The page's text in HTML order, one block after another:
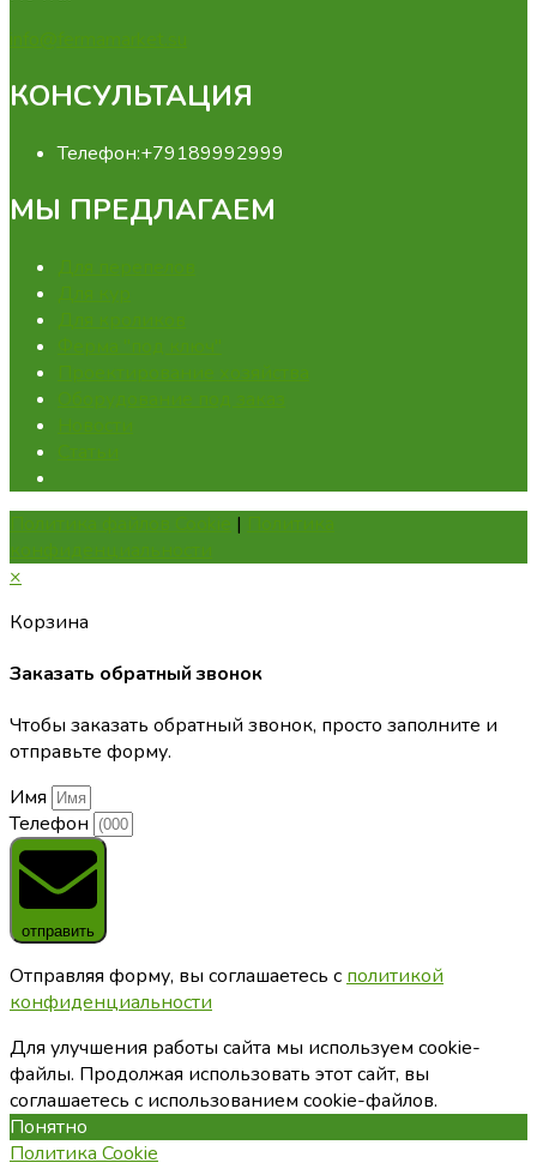
info@fermamarket.su
КОНСУЛЬТАЦИЯ
Телефон:+79189992999
МЫ ПРЕДЛАГАЕМ
Для перепелов
Для кур
Для кроликов
Ферма "под ключ"
Проектирование хозяйства
Оборудование под заказ
Новости
Статьи
Политика файлов Cookie | Политика
конфиденциальности
×
Корзина
Заказать обратный звонок
Чтобы заказать обратный звонок, просто заполните и
отправьте форму.
Имя
Телефон
отправить
Отправляя форму, вы соглашаетесь с политикой
конфиденциальности
Для улучшения работы сайта мы используем cookie-
файлы. Продолжая использовать этот сайт, вы
соглашаетесь с использованием cookie-файлов.
Понятно
Политика Cookie